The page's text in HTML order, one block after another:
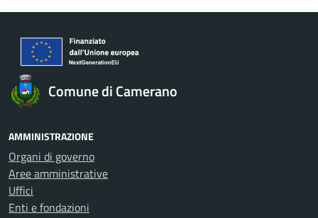
Comune di Camerano
AMMINISTRAZIONE
Organi di governo
Aree amministrative
Uffici
Enti e fondazioni